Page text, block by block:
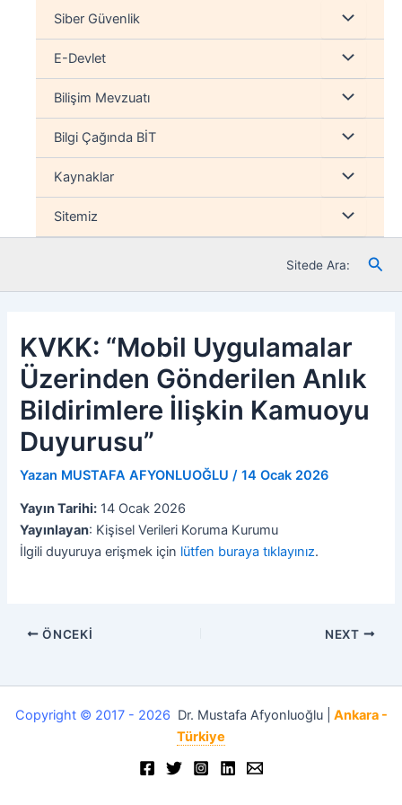
Siber Güvenlik Menu
düğmesi
E-Devlet Menu
düğmesi
Bilişim Mevzuatı Menu
düğmesi
Bilgi Çağında BİT Menu
düğmesi
Kaynaklar Menu
düğmesi
Sitemiz Menu
düğmesi
Sitede Ara:
KVKK: “Mobil Uygulamalar
Üzerinden Gönderilen Anlık
Bildirimlere İlişkin Kamuoyu
Duyurusu”
Yazan MUSTAFA AFYONLUOĞLU/14 Ocak 2026
Yayın Tarihi: 14 Ocak 2026
Yayınlayan: Kişisel Verileri Koruma Kurumu
İlgili duyuruya erişmek için lütfen buraya tıklayınız.
ÖNCEKI NEXT
Copyright © 2017 - 2026 Dr. Mustafa Afyonluoğlu |
Ankara -
Türkiye